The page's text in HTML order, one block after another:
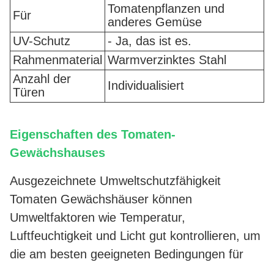
Für
Tomatenpflanzen und
anderes Gemüse
UV-Schutz
- Ja, das ist es.
Rahmenmaterial Warmverzinktes Stahl
Anzahl der
Türen
Individualisiert
Eigenschaften des Tomaten-
Gewächshauses
Ausgezeichnete Umweltschutzfähigkeit
Tomaten Gewächshäuser können
Umweltfaktoren wie Temperatur,
Luftfeuchtigkeit und Licht gut kontrollieren, um
die am besten geeigneten Bedingungen für